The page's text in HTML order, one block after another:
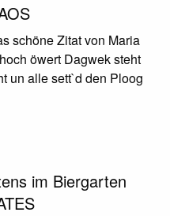
schöne Zitat von Maria
öwert Dagwek steht
un alle sett`d den Ploog
im Biergarten